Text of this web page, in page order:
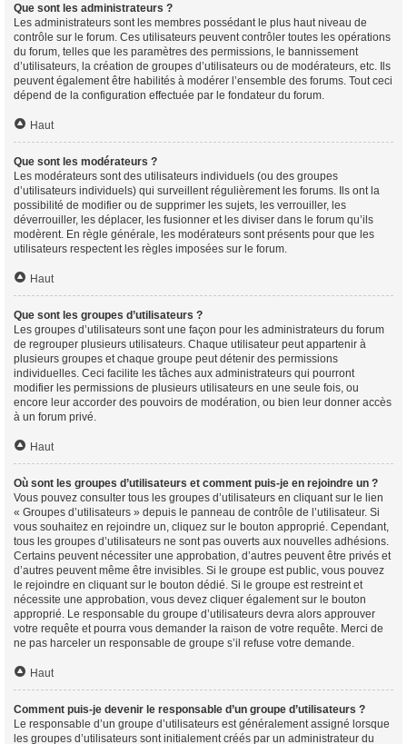
Que sont les administrateurs ?
Les administrateurs sont les membres possédant le plus haut niveau de
contrôle sur le forum. Ces utilisateurs peuvent contrôler toutes les opérations
du forum, telles que les paramètres des permissions, le bannissement
d’utilisateurs, la création de groupes d’utilisateurs ou de modérateurs, etc. Ils
peuvent également être habilités à modérer l’ensemble des forums. Tout ceci
dépend de la configuration effectuée par le fondateur du forum.
Haut
Que sont les modérateurs ?
Les modérateurs sont des utilisateurs individuels (ou des groupes
d’utilisateurs individuels) qui surveillent régulièrement les forums. Ils ont la
possibilité de modifier ou de supprimer les sujets, les verrouiller, les
déverrouiller, les déplacer, les fusionner et les diviser dans le forum qu’ils
modèrent. En règle générale, les modérateurs sont présents pour que les
utilisateurs respectent les règles imposées sur le forum.
Haut
Que sont les groupes d’utilisateurs ?
Les groupes d’utilisateurs sont une façon pour les administrateurs du forum
de regrouper plusieurs utilisateurs. Chaque utilisateur peut appartenir à
plusieurs groupes et chaque groupe peut détenir des permissions
individuelles. Ceci facilite les tâches aux administrateurs qui pourront
modifier les permissions de plusieurs utilisateurs en une seule fois, ou
encore leur accorder des pouvoirs de modération, ou bien leur donner accès
à un forum privé.
Haut
Où sont les groupes d’utilisateurs et comment puis-je en rejoindre un ?
Vous pouvez consulter tous les groupes d’utilisateurs en cliquant sur le lien
« Groupes d’utilisateurs » depuis le panneau de contrôle de l’utilisateur. Si
vous souhaitez en rejoindre un, cliquez sur le bouton approprié. Cependant,
tous les groupes d’utilisateurs ne sont pas ouverts aux nouvelles adhésions.
Certains peuvent nécessiter une approbation, d’autres peuvent être privés et
d’autres peuvent même être invisibles. Si le groupe est public, vous pouvez
le rejoindre en cliquant sur le bouton dédié. Si le groupe est restreint et
nécessite une approbation, vous devez cliquer également sur le bouton
approprié. Le responsable du groupe d’utilisateurs devra alors approuver
votre requête et pourra vous demander la raison de votre requête. Merci de
ne pas harceler un responsable de groupe s’il refuse votre demande.
Haut
Comment puis-je devenir le responsable d’un groupe d’utilisateurs ?
Le responsable d’un groupe d’utilisateurs est généralement assigné lorsque
les groupes d’utilisateurs sont initialement créés par un administrateur du